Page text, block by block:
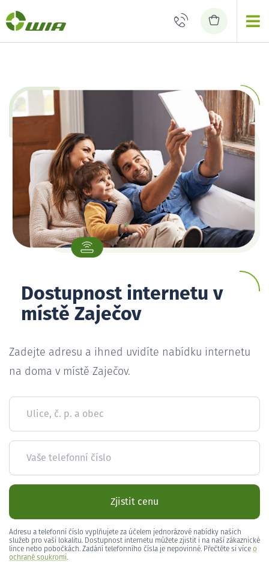
Dostupnost internetu v
místě Zaječov
Zadejte adresu a ihned uvidíte nabídku internetu
na doma v místě Zaječov.
Ulice, č. p. a obec
Vaše telefonní číslo
Zjistit cenu
Adresu a telefonní číslo vyplňujete za účelem jednorázové nabídky našich
služeb pro vaši lokalitu. Dostupnost internetu můžete zjistit i na naší zákaznické
lince nebo pobočkách. Zadání telefonního čísla je nepovinné. Přečtěte si více o
ochraně soukromí.